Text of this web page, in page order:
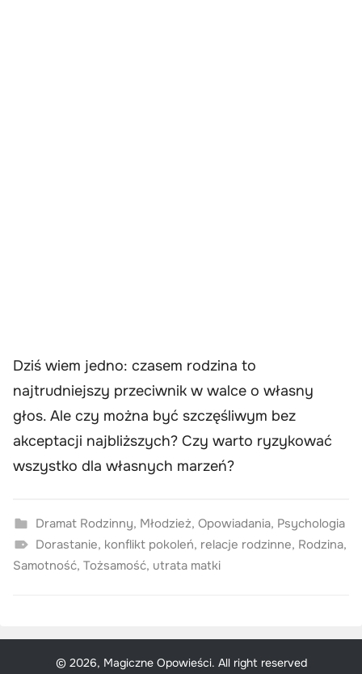
Dziś wiem jedno: czasem rodzina to
najtrudniejszy przeciwnik w walce o własny
głos. Ale czy można być szczęśliwym bez
akceptacji najbliższych? Czy warto ryzykować
wszystko dla własnych marzeń?
Dramat Rodzinny, Młodzież, Opowiadania, Psychologia
Dorastanie, konflikt pokoleń, relacje rodzinne, Rodzina,
Samotność, Tożsamość, utrata matki
© 2026, Magiczne Opowieści. All right reserved